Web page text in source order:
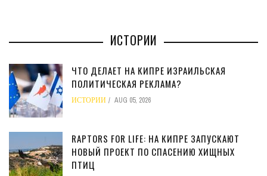
ИСТОРИИ
ЧТО ДЕЛАЕТ НА КИПРЕ ИЗРАИЛЬСКАЯ
ПОЛИТИЧЕСКАЯ РЕКЛАМА?
ИСТОРИИ AUG 05, 2026
RAPTORS FOR LIFE: НА КИПРЕ ЗАПУСКАЮТ
НОВЫЙ ПРОЕКТ ПО СПАСЕНИЮ ХИЩНЫХ
ПТИЦ